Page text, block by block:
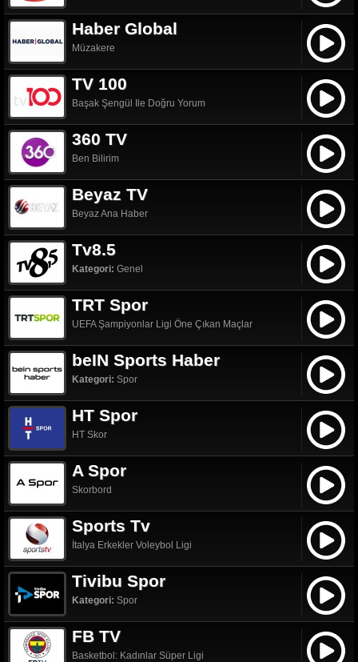
Haber Global
Müzakere
TV 100
Başak Şengül Ile Doğru Yorum
360 TV
Ben Bilirim
Beyaz TV
Beyaz Ana Haber
Tv8.5
Kategori: Genel
TRT Spor
UEFA Şampiyonlar Ligi Öne Çıkan Maçlar
beIN Sports Haber
Kategori: Spor
HT Spor
HT Skor
A Spor
Skorbord
Sports Tv
İtalya Erkekler Voleybol Ligi
Tivibu Spor
Kategori: Spor
FB TV
Basketbol: Kadınlar Süper Ligi